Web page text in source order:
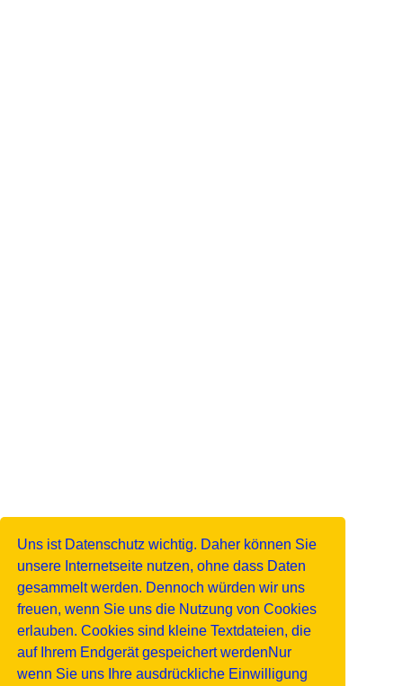
Uns ist Datenschutz wichtig. Daher können Sie
unsere Internetseite nutzen, ohne dass Daten
gesammelt werden. Dennoch würden wir uns
freuen, wenn Sie uns die Nutzung von Cookies
erlauben. Cookies sind kleine Textdateien, die
auf Ihrem Endgerät gespeichert werdenNur
wenn Sie uns Ihre ausdrückliche Einwilligung